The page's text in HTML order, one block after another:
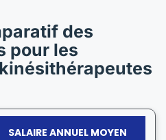
des
pour les
SALAIRE ANNUEL MOYEN